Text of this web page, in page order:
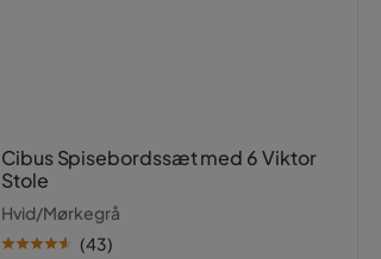
Cibus Spisebordssæt med 6 Viktor
Stole
Hvid/Mørkegrå
(43)